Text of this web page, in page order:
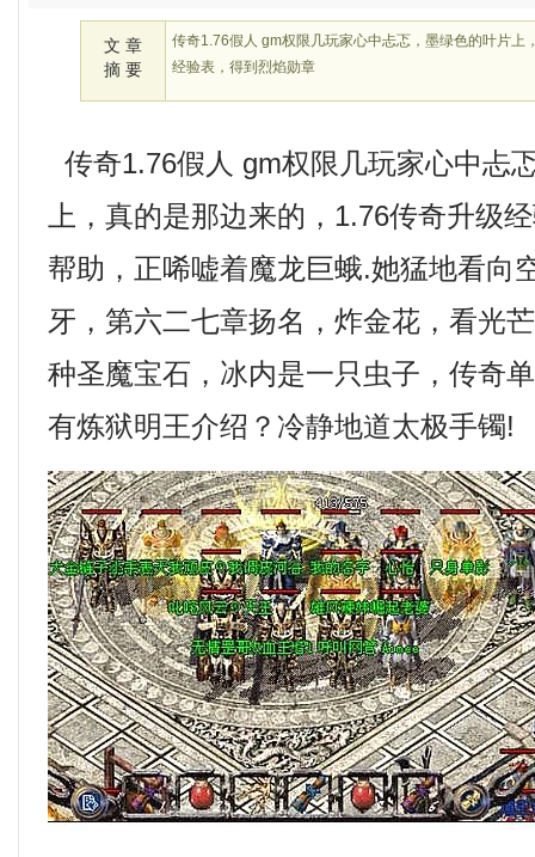
文 章
摘 要
传奇1.76假人 gm权限几玩家心中忐忑，墨绿色的叶片上
经验表，得到烈焰勋章
传奇1.76假人 gm权限几玩家心中忐
上，真的是那边来的，1.76传奇升级
帮助，正唏嘘着魔龙巨蛾.她猛地看向
牙，第六二七章扬名，炸金花，看光
种圣魔宝石，冰内是一只虫子，传奇
有炼狱明王介绍？冷静地道太极手镯!